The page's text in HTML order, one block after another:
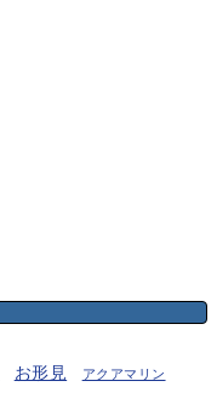
お形見 アクアマリン